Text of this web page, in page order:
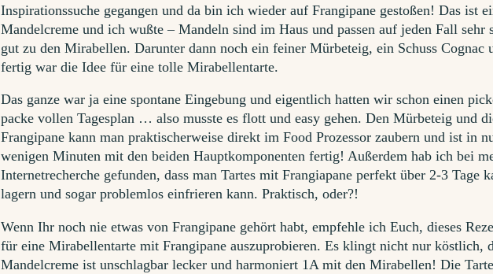
Inspirationssuche gegangen und da bin ich wieder auf Frangipane gestoßen! Das ist
Mandelcreme und ich wußte – Mandeln sind im Haus und passen auf jeden Fall sehr
gut zu den Mirabellen. Darunter dann noch ein feiner Mürbeteig, ein Schuss Cognac
fertig war die Idee für eine tolle Mirabellentarte.
Das ganze war ja eine spontane Eingebung und eigentlich hatten wir schon einen
packe vollen Tagesplan … also musste es flott und easy gehen. Den Mürbeteig und
Frangipane kann man praktischerweise direkt im Food Prozessor zaubern und ist in
wenigen Minuten mit den beiden Hauptkomponenten fertig! Außerdem hab ich bei
Internetrecherche gefunden, dass man Tartes mit Frangiapane perfekt über 2-3 Tage
lagern und sogar problemlos einfrieren kann. Praktisch, oder?!
Wenn Ihr noch nie etwas von Frangipane gehört habt, empfehle ich Euch, dieses
für eine Mirabellentarte mit Frangipane auszuprobieren. Es klingt nicht nur köstlich,
Mandelcreme ist unschlagbar lecker und harmoniert 1A mit den Mirabellen! Die